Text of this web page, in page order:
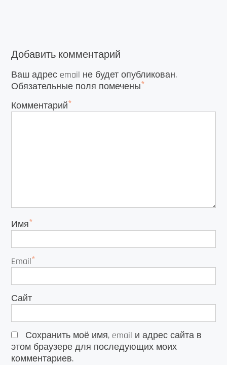
Добавить комментарий
Ваш адрес email не будет опубликован.
Обязательные поля помечены*
Комментарий*
Имя*
Email*
Сайт
Сохранить моё имя, email и адрес сайта в
этом браузере для последующих моих
комментариев.